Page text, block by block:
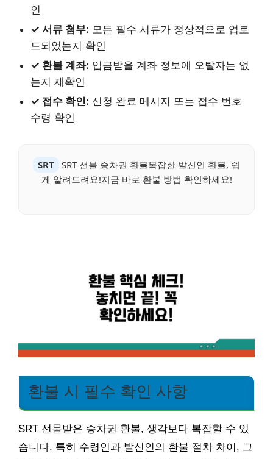
인
✓ 서류 첨부: 모든 필수 서류가 정상적으로 업로
드되었는지 확인
✓ 환불 계좌: 입금받을 계좌 정보에 오탈자는 없
는지 재확인
✓ 접수 확인: 신청 완료 메시지 또는 접수 번호
수령 확인
SRT SRT 선물 승차권 환불복잡한 발신인 환불, 쉽
게 알려드려요!지금 바로 환불 방법 확인하세요!
환불 시 필수 확인 사항
SRT 선물받은 승차권 환불, 생각보다 복잡할 수 있
습니다. 특히 수령인과 발신인의 환불 절차 차이, 그